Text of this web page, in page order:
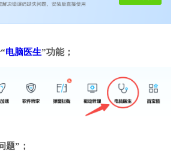
电脑医生”功能；
题”；